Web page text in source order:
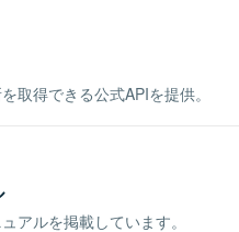
取得できる公式APIを提供。
アルを掲載しています。